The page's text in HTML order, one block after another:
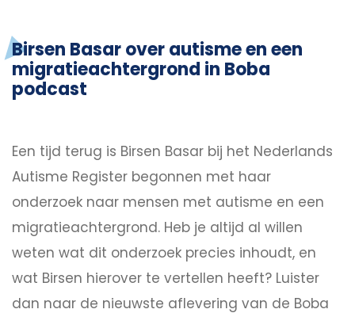
Birsen Basar over autisme en een
migratieachtergrond in Boba
podcast
Een tijd terug is Birsen Basar bij het Nederlands
Autisme Register begonnen met haar
onderzoek naar mensen met autisme en een
migratieachtergrond. Heb je altijd al willen
weten wat dit onderzoek precies inhoudt, en
wat Birsen hierover te vertellen heeft? Luister
dan naar de nieuwste aflevering van de Boba